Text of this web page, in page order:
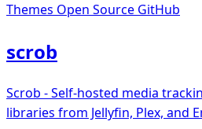
Themes Open Source GitHub
scrob
Scrob - Self-hosted media
libraries from Jellyfin, Plex, and